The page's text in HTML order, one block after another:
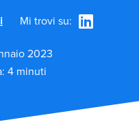
Mi trovi su:
2023
4 minuti